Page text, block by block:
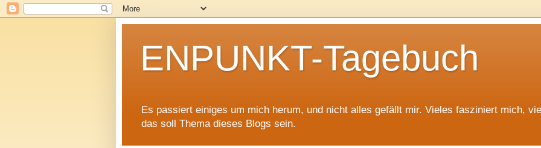
ENPUNKT-Tagebuch
Es passiert einiges um mich herum, und nicht alles gefällt mir. Vieles fasziniert mich,
das soll Thema dieses Blogs sein.